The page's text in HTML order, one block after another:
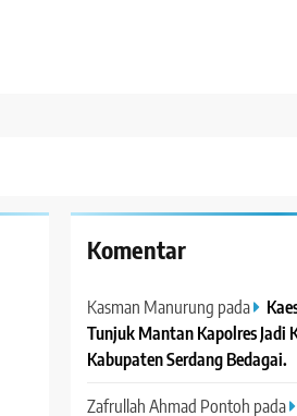
Komentar
Kasman Manurung pada
Tunjuk Mantan Kapolres Jadi
Kabupaten Serdang Bedagai. ‎ ‎
Zafrullah Ahmad Pontoh pada